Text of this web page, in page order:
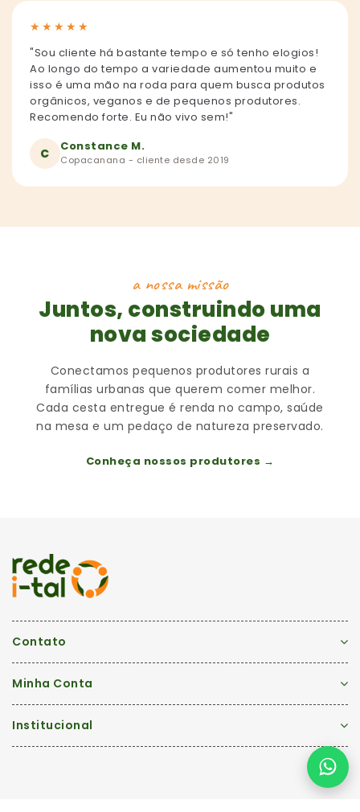
★ ★ ★ ★ ★
"Sou cliente há bastante tempo e só tenho elogios!
Ao longo do tempo a variedade aumentou muito e
isso é uma mão na roda para quem busca produtos
orgânicos, veganos e de pequenos produtores.
Recomendo forte. Eu não vivo sem!"
C Constance M.
Copacanana - cliente desde 2019
a nossa missão
Juntos, construindo uma
nova sociedade
Conectamos pequenos produtores rurais a
famílias urbanas que querem comer melhor.
Cada cesta entregue é renda no campo, saúde
na mesa e um pedaço de natureza preservado.
Conheça nossos produtores →
Contato
Minha Conta
Institucional